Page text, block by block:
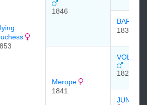
1846
1836
Merope
1841
1826